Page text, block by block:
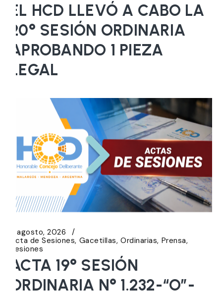
EL HCD LLEVÓ A CABO LA
20° SESIÓN ORDINARIA
APROBANDO 1 PIEZA
LEGAL
5 agosto, 2026
Acta de Sesiones Gacetillas Ordinarias Prensa
Sesiones
ACTA 19° SESIÓN
ORDINARIA N° 1.232-“O”-